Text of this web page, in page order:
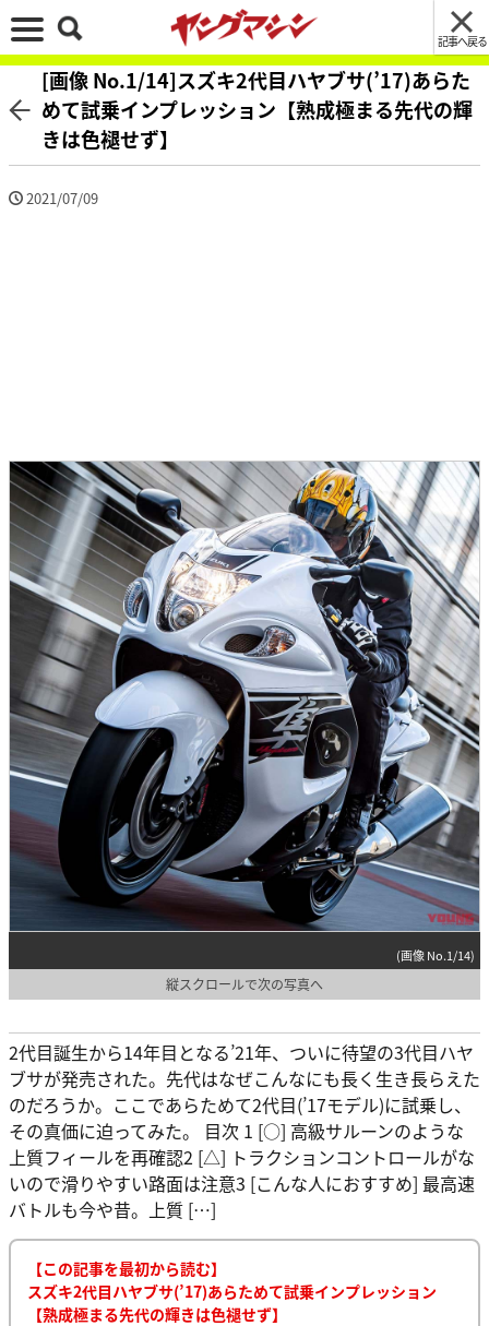
記事へ戻る
[画像 No.1/14]スズキ2代目ハヤブサ(’17)あらた
めて試乗インプレッション【熟成極まる先代の輝
きは色褪せず】
2021/07/09
(画像 No.1/14)
縦スクロールで次の写真へ
2代目誕生から14年目となる’21年、ついに待望の3代目ハヤ
ブサが発売された。先代はなぜこんなにも長く生き長らえた
のだろうか。ここであらためて2代目(’17モデル)に試乗し、
その真価に迫ってみた。 目次 1 [○] 高級サルーンのような
上質フィールを再確認2 [△] トラクションコントロールがな
いので滑りやすい路面は注意3 [こんな人におすすめ] 最高速
バトルも今や昔。上質 […]
【この記事を最初から読む】
スズキ2代目ハヤブサ(’17)あらためて試乗インプレッション
【熟成極まる先代の輝きは色褪せず】